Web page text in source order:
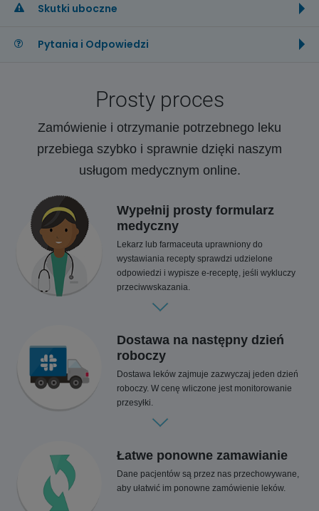
Skutki uboczne
Pytania i Odpowiedzi
Prosty proces
Zamówienie i otrzymanie potrzebnego leku
przebiega szybko i sprawnie dzięki naszym
usługom medycznym online.
Wypełnij prosty formularz
medyczny
Lekarz lub farmaceuta uprawniony do
wystawiania recepty sprawdzi udzielone
odpowiedzi i wypisze e-receptę, jeśli wykluczy
przeciwwskazania.
Dostawa na następny dzień
roboczy
Dostawa leków zajmuje zazwyczaj jeden dzień
roboczy. W cenę wliczone jest monitorowanie
przesyłki.
Łatwe ponowne zamawianie
Dane pacjentów są przez nas przechowywane,
aby ułatwić im ponowne zamówienie leków.